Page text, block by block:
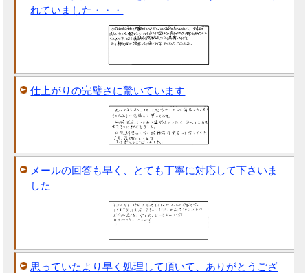
れていました・・・
仕上がりの完璧さに驚いています
メールの回答も早く、とても丁寧に対応して下さいま
した
思っていたより早く処理して頂いて、ありがとうござ